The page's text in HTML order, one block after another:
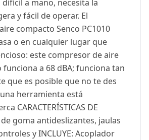
a mano, necesita la
y fácil de operar. El
compacto Senco PC1010
o en cualquier lugar que
este compresor de aire
a 68 dBA; funciona tan
que es posible que no te des
herramienta está
CARACTERÍSTICAS DE
de goma antideslizantes, jaulas
y INCLUYE: Acoplador